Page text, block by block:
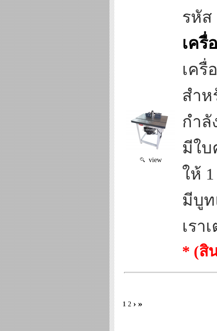
view
รหัส
เครื่
เครื่
สำห
กำลั
มีใบ
ให้
มีบูท
เรา
* (สิ
1 2 › »